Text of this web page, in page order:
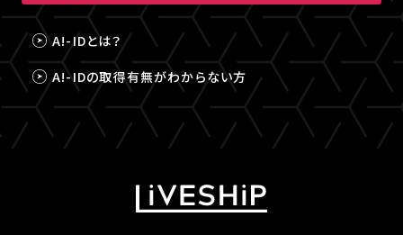
A!-IDとは？
A!-IDの取得有無がわからない方